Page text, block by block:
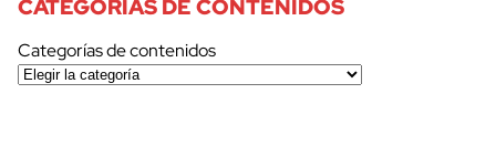
CATEGORÍAS DE CONTENIDOS
Categorías de contenidos